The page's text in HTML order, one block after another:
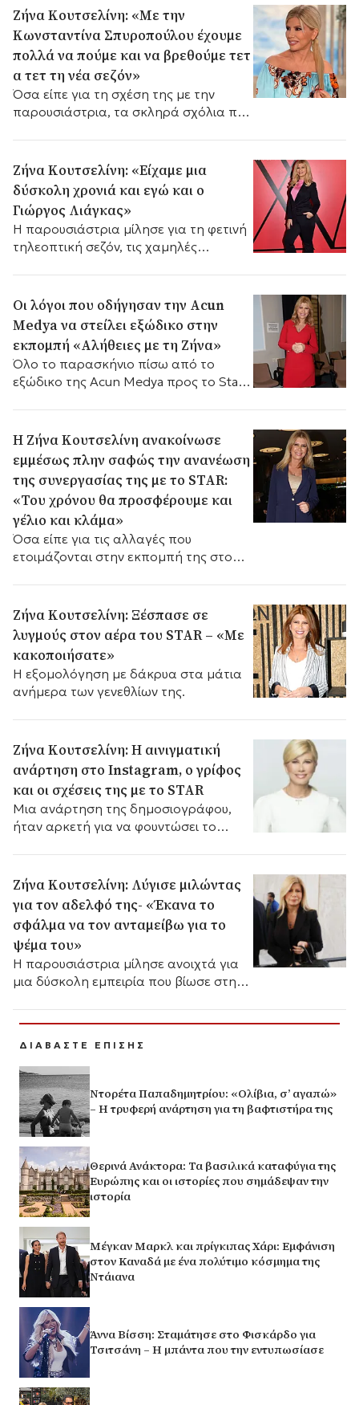
Ζήνα Κουτσελίνη: «Με την
Κωνσταντίνα Σπυροπούλου έχουμε
πολλά να πούμε και να βρεθούμε τετ
α τετ τη νέα σεζόν»
Όσα είπε για τη σχέση της με την
παρουσιάστρια, τα σκληρά σχόλια που
Ζήνα Κουτσελίνη: «Είχαμε μια
δύσκολη χρονιά και εγώ και ο
Γιώργος Λιάγκας»
Η παρουσιάστρια μίλησε για τη φετινή
τηλεοπτική σεζόν, τις χαμηλές
Οι λόγοι που οδήγησαν την Acun
Medya να στείλει εξώδικο στην
εκπομπή «Αλήθειες με τη Ζήνα»
Όλο το παρασκήνιο πίσω από το
εξώδικο της Acun Medya προς το Star
Η Ζήνα Κουτσελίνη ανακοίνωσε
εμμέσως πλην σαφώς την ανανέωση
της συνεργασίας της με το STAR:
«Του χρόνου θα προσφέρουμε και
γέλιο και κλάμα»
Όσα είπε για τις αλλαγές που
ετοιμάζονται στην εκπομπή της στο
ανανέωσης του format τη νέα
τηλεοπτική σεζόν.
Ζήνα Κουτσελίνη: Ξέσπασε σε
λυγμούς στον αέρα του STAR – «Με
κακοποιήσατε»
Η εξομολόγηση με δάκρυα στα μάτια
ανήμερα των γενεθλίων της.
Ζήνα Κουτσελίνη: Η αινιγματική
ανάρτηση στο Instagram, ο γρίφος
και οι σχέσεις της με το STAR
Μια ανάρτηση της δημοσιογράφου,
ήταν αρκετή για να φουντώσει το
Ζήνα Κουτσελίνη: Λύγισε μιλώντας
για τον αδελφό της- «Έκανα το
σφάλμα να τον ανταμείβω για το
ψέμα του»
Η παρουσιάστρια μίλησε ανοιχτά για
μια δύσκολη εμπειρία που βίωσε στην
ΔΙΑΒΑΣΤΕ ΕΠΙΣΗΣ
Ντορέτα Παπαδημητρίου: «Ολίβια, σ’ αγαπώ»
– Η τρυφερή ανάρτηση για τη βαφτιστήρα της
Θερινά Ανάκτορα: Τα βασιλικά καταφύγια της
Ευρώπης και οι ιστορίες που σημάδεψαν την
ιστορία
Μέγκαν Μαρκλ και πρίγκιπας Χάρι: Εμφάνιση
στον Καναδά με ένα πολύτιμο κόσμημα της
Ντάιανα
Άννα Βίσση: Σταμάτησε στο Φισκάρδο για
Τσιτσάνη – Η μπάντα που την εντυπωσίασε